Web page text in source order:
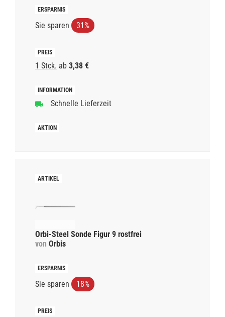
Sie sparen 31%
1 Stck. ab 3,38 €
Schnelle Lieferzeit
Orbi-Steel Sonde Figur 9 rostfrei
von Orbis
Sie sparen 18%